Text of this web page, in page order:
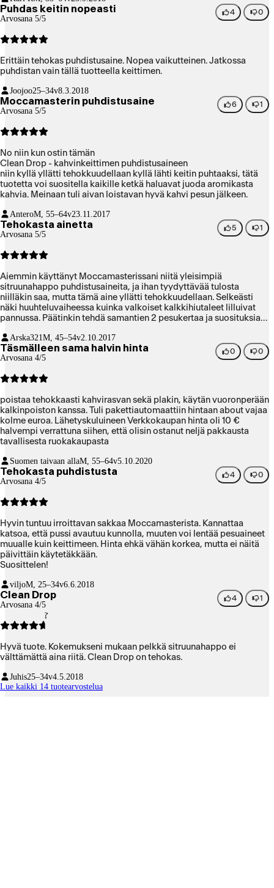
Puhdas keitin nopeasti
Arvosana 5/5
4 0
Erittäin tehokas puhdistusaine. Nopea vaikutteinen. Jatkossa
puhdistan vain tällä tuotteella keittimen.
Joojoo25–34v8.3.2018
Moccamasterin puhdistusaine
Arvosana 5/5
6 1
No niin kun ostin tämän
Clean Drop - kahvinkeittimen puhdistusaineen
niin kyllä yllätti tehokkuudellaan kyllä lähti keitin puhtaaksi, tätä
tuotetta voi suositella kaikille ketkä haluavat juoda aromikasta
kahvia. Meinaan tuli aivan loistavan hyvä kahvi pesun jälkeen.
AnteroM, 55–64v23.11.2017
Tehokasta ainetta
Arvosana 5/5
5 1
Aiemmin käyttänyt Moccamasterissani niitä yleisimpiä
sitruunahappo puhdistusaineita, ja ihan tyydyttävää tulosta
niilläkin saa, mutta tämä aine yllätti tehokkuudellaan. Selkeästi
näki huuhteluvaiheessa kuinka valkoiset kalkkihiutaleet lilluivat
pannussa. Päätinkin tehdä samantien 2 pesukertaa ja suosituksia
Lopputuloksena virheetön kahvinmaku joka palkitsee rankan
pesu-urakan jälkeen ja saa tyytyväisen hymyn huulille.
Arska321M, 45–54v2.10.2017
Täsmälleen sama halvin hinta
Arvosana 4/5
0 0
poistaa tehokkaasti kahvirasvan sekä plakin, käytän vuoronperään
kalkinpoiston kanssa. Tuli pakettiautomaattiin hintaan about vajaa
kolme euroa. Lähetyskuluineen Verkkokaupan hinta oli 10 €
halvempi verrattuna siihen, että olisin ostanut neljä pakkausta
tavallisesta ruokakaupasta
Suomen taivaan allaM, 55–64v5.10.2020
Tehokasta puhdistusta
Arvosana 4/5
4 0
Hyvin tuntuu irroittavan sakkaa Moccamasterista. Kannattaa
katsoa, että pussi avautuu kunnolla, muuten voi lentää pesuaineet
muualle kuin keittimeen. Hinta ehkä vähän korkea, mutta ei näitä
päivittäin käytetäkkään.
Suosittelen!
viljoM, 25–34v6.6.2018
Clean Drop
Arvosana 4/5
4 1
Hyvä tuote. Kokemukseni mukaan pelkkä sitruunahappo ei
välttämättä aina riitä. Clean Drop on tehokas.
Juhis25–34v4.5.2018
Lue kaikki 14 tuotearvostelua